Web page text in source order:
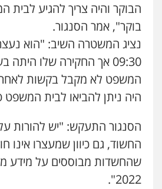
משרד עורכי דין חן
פלילי דיני תעבורה
0505078733
משרד עורכי דין
פלילי אסירים תעבורה
עו"ד אילן אלימלך
פלילי פשיעה חמורה
הבוקר והיה צריך להגיע לבית
בוקר", אמר הסנגור.
נציג המשטרה השיב: "הוא
היה ניתן להביאו לבית המשפט
הסנגור התעקש: "יש להורות
החשוד, גם כיוון שמעצרו אינו
שהחשדות מבוססים על מידע
2022".